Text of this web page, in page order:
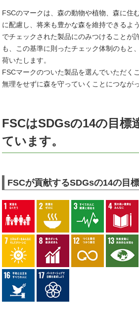
FSCのマークは、森の動物や植物、森に住
に配慮し、将来も豊かな森を維持できるよ
でチェックされた製品にのみつけることが
も、この基準に則ったチェック体制のもと
荷いたします。
FSCマークのついた製品を選んでいただく
無理をせずに森を守っていくことにつなが
FSCはSDGsの14の目標
ています。
FSCが貢献するSDGsの14の目標